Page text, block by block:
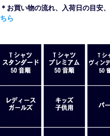
＊お買い物の流れ、入荷日の目安
ちら